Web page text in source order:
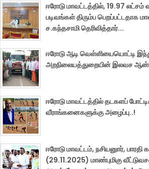
ஈரோடு மாவட்டத்தில், 19.97
படிவங்கள் திரும்ப பெறப்பட்டதாக
ச.கந்தசாமி தெரிவித்தார்...
ஈரோடு ஆடி வெள்ளியையொட்டி
அறநிலையத்துறையின் இலவச
ஈரோடு மாவட்டத்தில் தடகளப்
வீராங்கனைகளுக்கு அழைப்பு..!
ஈரோடு மாவட்டம், நசியனுார்,
(29.11.2025) மாண்புமிகு